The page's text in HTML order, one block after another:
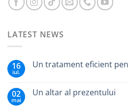
LATEST NEWS
16
iul.
Un tratament eficient
02
mai
Un altar al prezentului